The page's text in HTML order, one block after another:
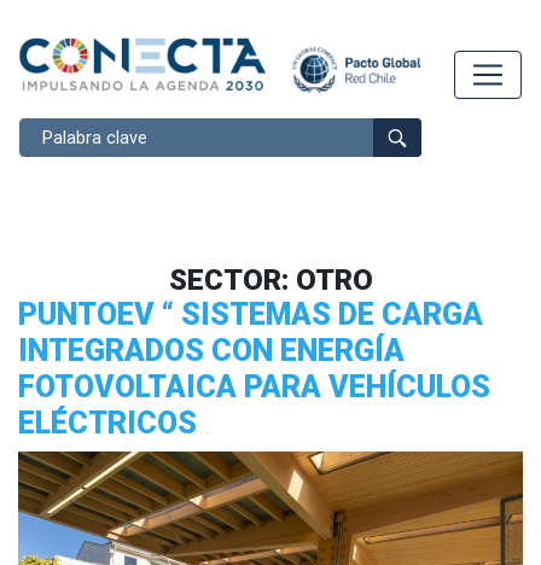
Buscar
SECTOR: OTRO
PUNTOEV “ SISTEMAS DE CARGA
INTEGRADOS CON ENERGÍA
FOTOVOLTAICA PARA VEHÍCULOS
ELÉCTRICOS